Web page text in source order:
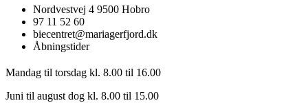
Nordvestvej 4 9500 Hobro
97 11 52 60
biecentret@mariagerfjord.dk
Åbningstider
Mandag til torsdag kl. 8.00 til 16.00
Juni til august dog kl. 8.00 til 15.00